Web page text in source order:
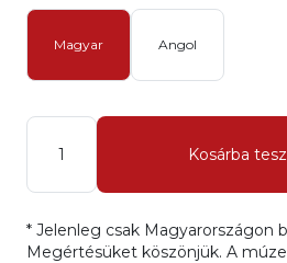
Magyar Angol
Mennyiség
Kosárba tesz
* Jelenleg csak Magyarországon
Megértésüket köszönjük. A